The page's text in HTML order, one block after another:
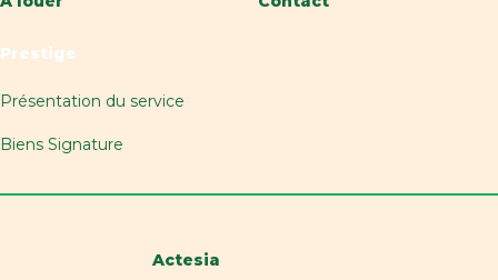
Bâtiment
Prestige
Présentation du service
Biens Signature
Actesia